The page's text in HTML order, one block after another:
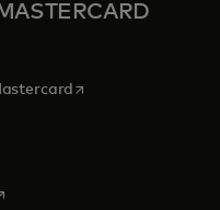
opens in a new tab
a new tab
in a new tab
in a new tab